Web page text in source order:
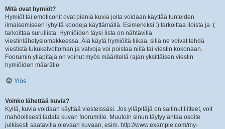
Mitä ovat hymiöt?
Hymiöt tai emoticonit ovat pieniä kuvia joita voidaan käyttää tunteiden
ilmaisemiseen lyhyitä koodeja käyttämällä. Esimerkiksi :) tarkoittaa iloista ja :(
tarkoittaa surullista. Hymiöiden täysi lista on nähtävillä
viestinlähetyslomakkeessa. Älä käytä hymiöitä liikaa, sillä ne voivat tehdä
viestistä lukukelvottoman ja valvoja voi poistaa niitä tai viestin kokonaan.
Foorumin ylläpitäjä on voinut myös määritellä rajan yksittäisen viestin
hymiöiden määrälle.
Ylös
Voinko lähettää kuvia?
Kyllä, kuvia voidaan käyttää viesteissäsi. Jos ylläpitäjä on sallinut liitteet, voit
mahdollisesti ladata kuvan foorumille. Muutoin sinun täytyy antaa osoite
julkisesti saatavilla olevaan kuvaan, esim. http://www.example.com/my-